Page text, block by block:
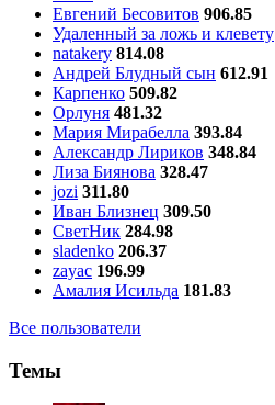
Евгений Бесовитов 906.85
Удаленный за ложь и клевету
natakery 814.08
Андрей Блудный сын 612.91
Карпенко 509.82
Орлуня 481.32
Мария Мирабелла 393.84
Александр Лириков 348.84
Лиза Биянова 328.47
jozi 311.80
Иван Близнец 309.50
СветНик 284.98
sladenko 206.37
zayac 196.99
Амалия Исильда 181.83
Все пользователи
Темы